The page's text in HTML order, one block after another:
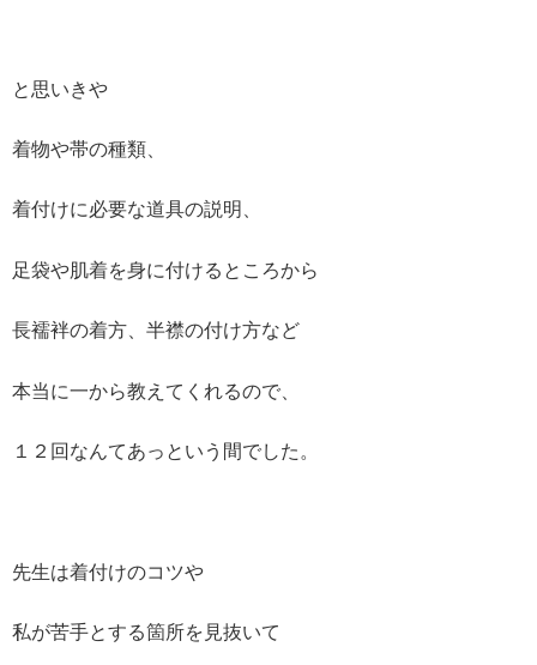
と思いきや
着物や帯の種類、
着付けに必要な道具の説明、
足袋や肌着を身に付けるところから
長襦袢の着方、半襟の付け方など
本当に一から教えてくれるので、
１２回なんてあっという間でした。
先生は着付けのコツや
私が苦手とする箇所を見抜いて